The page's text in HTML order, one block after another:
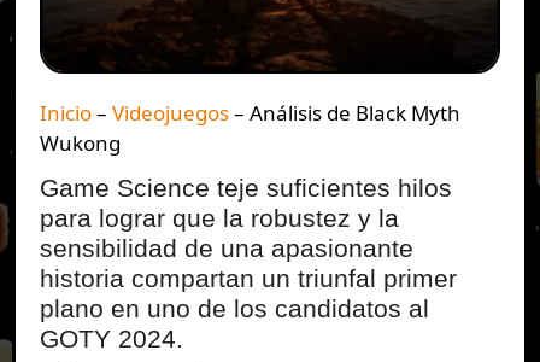
Inicio– Videojuegos– Análisis de Black Myth
Wukong
Game Science teje suficientes hilos
para lograr que la robustez y la
sensibilidad de una apasionante
historia compartan un triunfal primer
plano en uno de los candidatos al
GOTY 2024.